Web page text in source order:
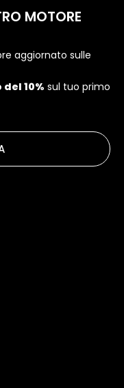
MOTORE
aggiornato sulle
10% sul tuo primo